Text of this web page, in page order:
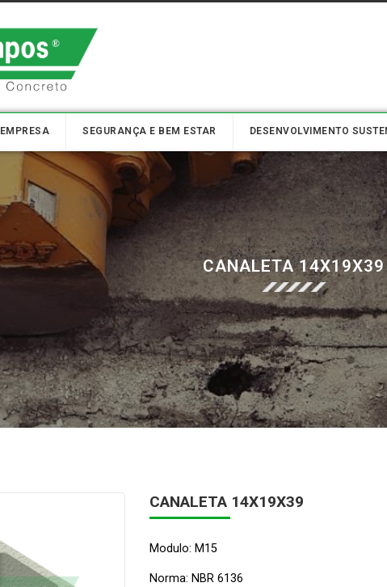
EMPRESA SEGURANÇA E BEM ESTAR DESENVOLVIMENTO
CANALETA 14X19X39
CANALETA 14X19X39
Modulo: M15
Norma: NBR 6136